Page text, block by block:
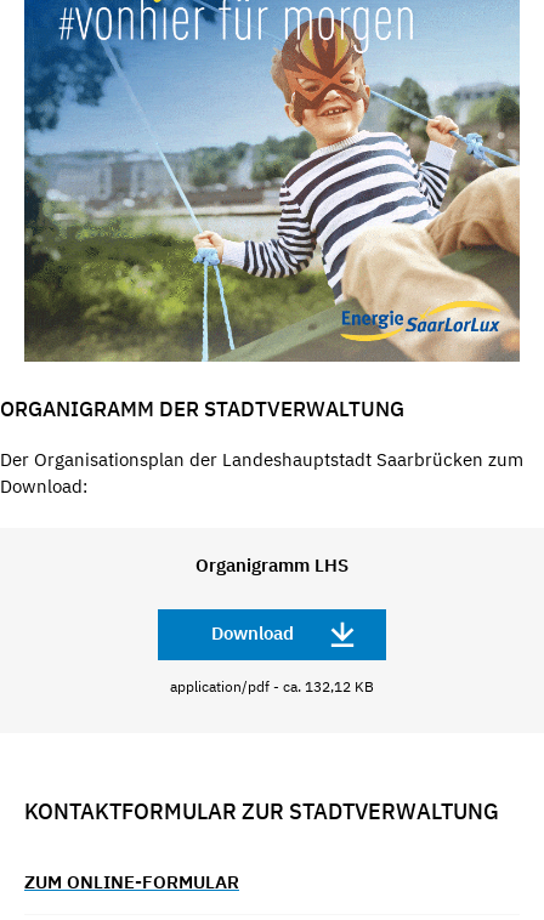
ORGANIGRAMM DER STADTVERWALTUNG
Der Organisationsplan der Landeshauptstadt Saarbrücken zum
Download:
Organigramm LHS
Download
application/pdf - ca. 132,12 KB
KONTAKTFORMULAR ZUR STADTVERWALTUNG
ZUM ONLINE-FORMULAR